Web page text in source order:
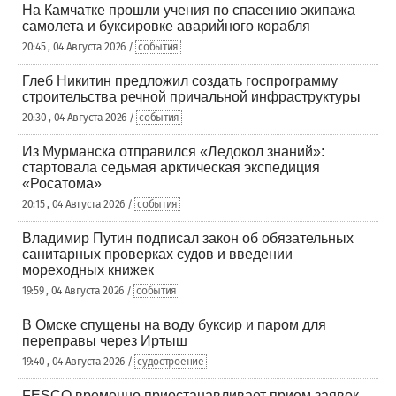
На Камчатке прошли учения по спасению экипажа
самолета и буксировке аварийного корабля
20:45 , 04 Августа 2026 / события
Глеб Никитин предложил создать госпрограмму
строительства речной причальной инфраструктуры
20:30 , 04 Августа 2026 / события
Из Мурманска отправился «Ледокол знаний»:
стартовала седьмая арктическая экспедиция
«Росатома»
20:15 , 04 Августа 2026 / события
Владимир Путин подписал закон об обязательных
санитарных проверках судов и введении
мореходных книжек
19:59 , 04 Августа 2026 / события
В Омске спущены на воду буксир и паром для
переправы через Иртыш
19:40 , 04 Августа 2026 / судостроение